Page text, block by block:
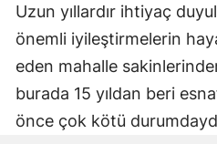
Uzun yıllardır ihtiyaç
önemli iyileştirmelerin
eden mahalle
burada 15 yıldan beri
önce çok kötü